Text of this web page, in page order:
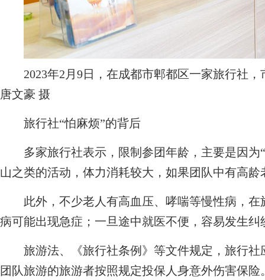
2023年2月9日，在成都市郫都区一家旅行社，
唐文豪 摄
旅行社“怕麻烦”的背后
多家旅行社表示，限制参团年龄，主要是因为“
山之类的活动，体力消耗较大，如果团队中有高
此外，不少老人有高血压、哮喘等慢性病，在
病可能出现急症；一旦途中就医不便，容易发
旅游法、《旅行社条例》等文件规定，旅行社
团队旅游的旅游者按照规定投保人身意外伤害保